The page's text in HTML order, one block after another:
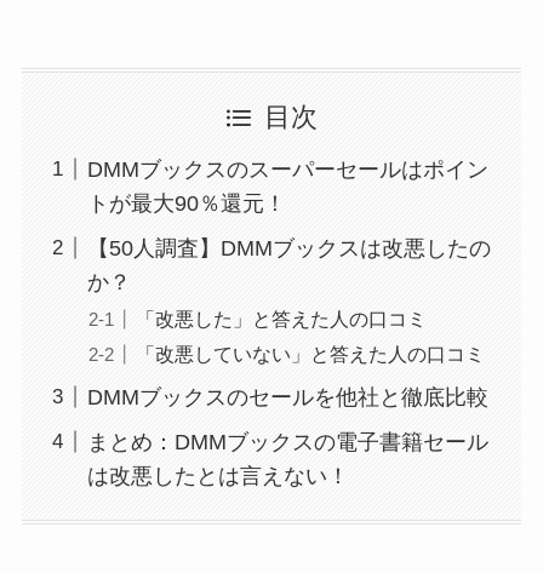
目次
DMMブックスのスーパーセールはポイン
トが最大90％還元！
【50人調査】DMMブックスは改悪したの
か？
「改悪した」と答えた人の口コミ
「改悪していない」と答えた人の口コミ
DMMブックスのセールを他社と徹底比較
まとめ：DMMブックスの電子書籍セール
は改悪したとは言えない！